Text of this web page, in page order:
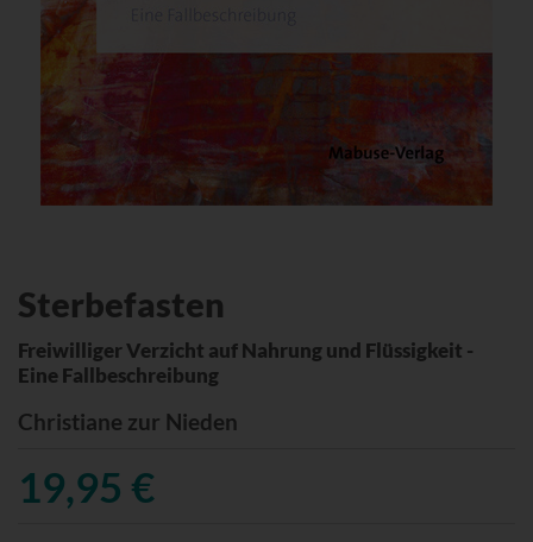
Sterbefasten
Freiwilliger Verzicht auf Nahrung und Flüssigkeit -
Eine Fallbeschreibung
Christiane zur Nieden
19,95 €